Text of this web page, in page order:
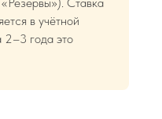
в учётной
2–3 года это